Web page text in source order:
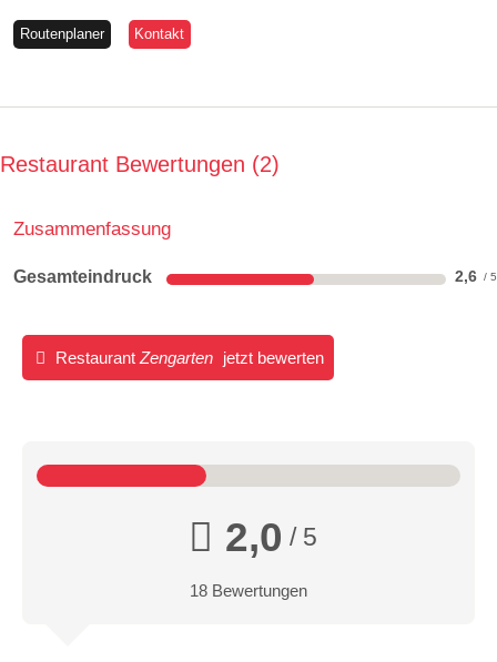
Routenplaner Kontakt
Restaurant Bewertungen 2
Zusammenfassung
Gesamteindruck 2,6
Restaurant Zengarten jetzt bewerten
2,0 / 5
18 Bewertungen